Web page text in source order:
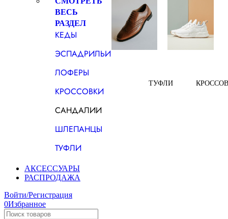
ВЕСЬ
РАЗДЕЛ
КЕДЫ
ЭСПАДРИЛЬИ
ЛОФЕРЫ
КРОССОВКИ
САНДАЛИИ
ШЛЕПАНЦЫ
ТУФЛИ
ТУФЛИ
АКСЕССУАРЫ
РАСПРОДАЖА
Войти/Регистрация
0Избранное